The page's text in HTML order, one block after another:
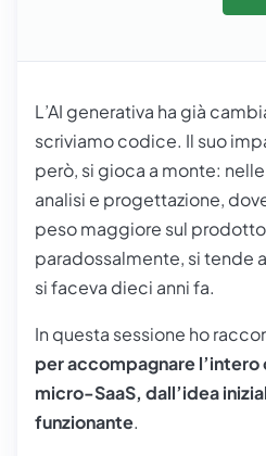
L’AI generativa ha già
scriviamo codice. Il suo
però, si gioca a monte:
analisi e progettazione,
peso maggiore sul
paradossalmente, si tende
si faceva dieci anni fa.
In questa sessione ho
per accompagnare
micro-SaaS, dall’idea
funzionante.